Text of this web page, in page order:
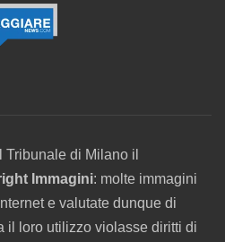
Tribunale di Milano il
Immagini: molte immagini
e valutate dunque di
il loro utilizzo violasse diritti di